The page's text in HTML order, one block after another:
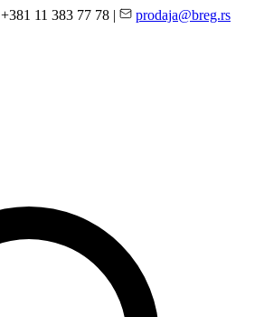
+381 11 383 77 78 | prodaja@breg.rs